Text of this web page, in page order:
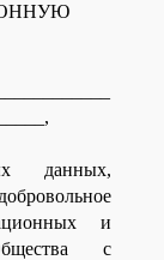
данных,
и
с